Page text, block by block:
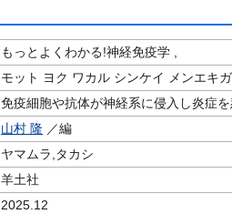
もっとよくわかる!神経免疫学 ,
モット ヨク ワカル シンケイ メンエキ
免疫細胞や抗体が神経系に侵入し炎症
山村 隆 ／編
ヤマムラ,タカシ
羊土社
2025.12